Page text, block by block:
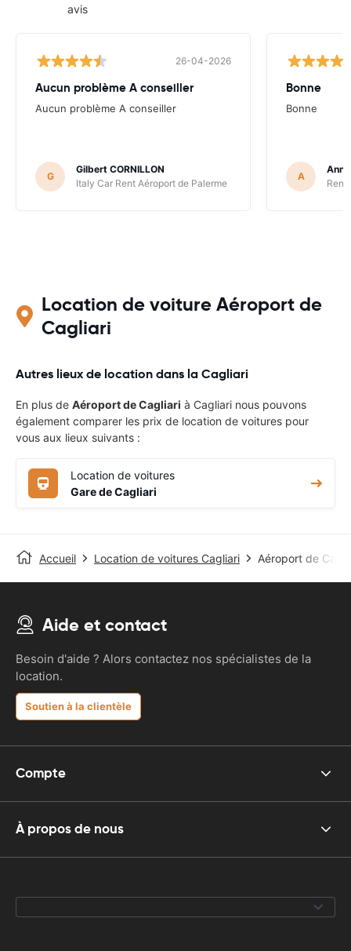
avis
26-04-2026
Aucun problème A conseiller
Aucun problème A conseiller
G
Gilbert CORNILLON
Italy Car Rent Aéroport de Palerme
Bonne
Bonne
A
Location de voiture Aéroport de
Cagliari
Autres lieux de location dans la Cagliari
En plus de Aéroport de Cagliari à Cagliari nous pouvons
également comparer les prix de location de voitures pour
vous aux lieux suivants :
Location de voitures
Gare de Cagliari
Accueil Location de voitures Cagliari Aéroport de
Aide et contact
Besoin d'aide ? Alors contactez nos spécialistes de la
location.
Soutien à la clientèle
Compte
À propos de nous